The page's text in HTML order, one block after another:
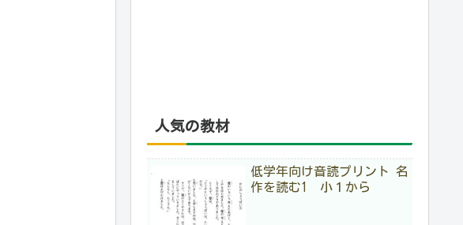
人気の教材
低学年向け音読プリント 名
作を読む1 小１から